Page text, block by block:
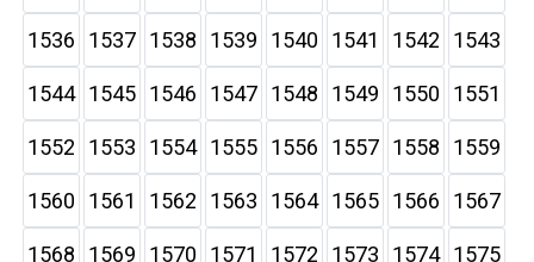
1536 1537 1538 1539 1540 1541 1542 1543
1544 1545 1546 1547 1548 1549 1550 1551
1552 1553 1554 1555 1556 1557 1558 1559
1560 1561 1562 1563 1564 1565 1566 1567
1568 1569 1570 1571 1572 1573 1574 1575